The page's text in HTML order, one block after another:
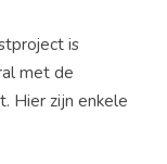
is
met de
Hier zijn enkele